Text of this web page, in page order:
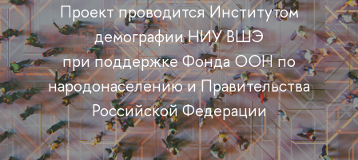
Проект проводится Институтом
демографии НИУ ВШЭ
при поддержке Фонда ООН по
народонаселению и Правительства
Российской Федерации